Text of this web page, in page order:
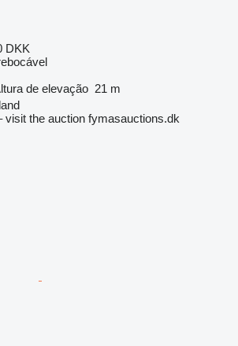
DKK
de elevação 21 m
visit the auction fymasauctions.dk